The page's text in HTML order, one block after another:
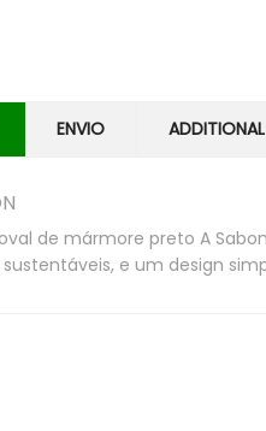
ENVIO
de mármore preto A
e um design